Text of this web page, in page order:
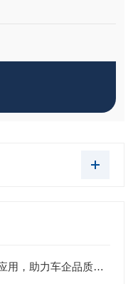
恒温恒湿试验箱在汽车行业的多元应用，助力车企品质升级